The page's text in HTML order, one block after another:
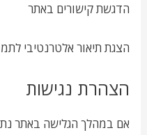
הדגשת קישורים באתר
הצגת תיאור אלטרנטיבי
הצהרת נגישות
אם במהלך הגלישה באתר